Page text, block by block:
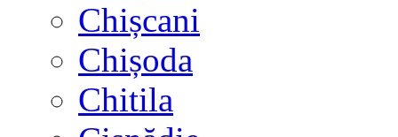
Chișcani
Chișoda
Chitila